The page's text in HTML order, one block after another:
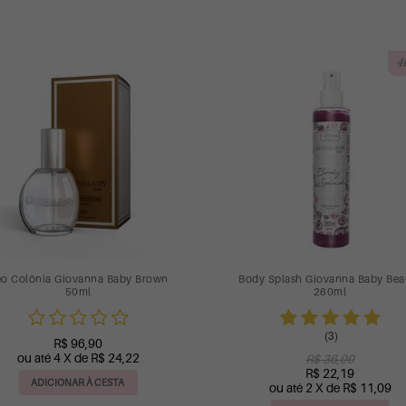
Hidratante Desodorante 48h
Giovanna Baby Gold 200ml
R$ 36,90
ou até 3 X de R$ 12,30
Refil Difusor de Ambiente
560ml
(2)
R$ 119,90
ou até 5 X de R$ 23,98
ADICIONAR À CESTA